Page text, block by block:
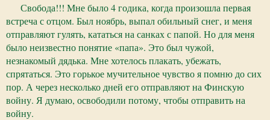
Свобода!!! Мне было 4 годика, когда произошла первая
встреча с отцом. Был ноябрь, выпал обильный снег, и меня
отправляют гулять, кататься на санках с папой. Но для меня
было неизвестно понятие «папа». Это был чужой,
незнакомый дядька. Мне хотелось плакать, убежать,
спрятаться. Это горькое мучительное чувство я помню до сих
пор. А через несколько дней его отправляют на Финскую
войну. Я думаю, освободили потому, чтобы отправить на
войну.